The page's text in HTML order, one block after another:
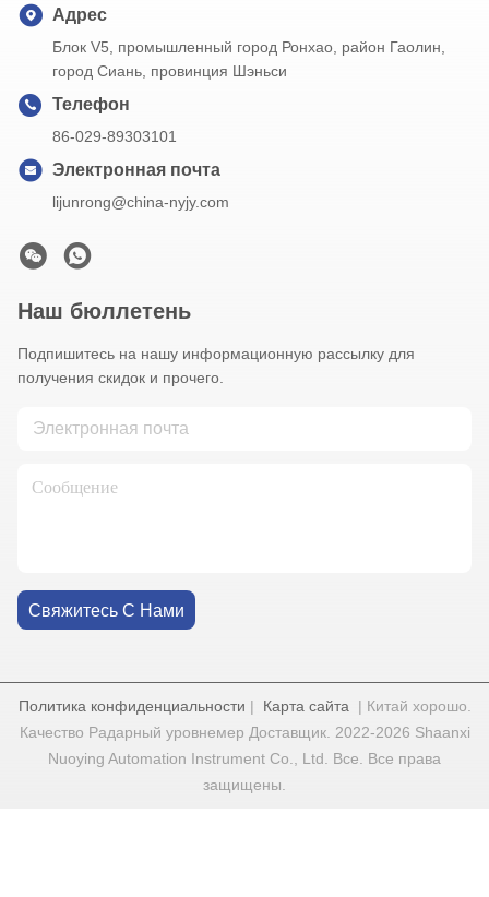
Адрес
Блок V5, промышленный город Ронхао, район Гаолин,
город Сиань, провинция Шэньси
Телефон
86-029-89303101
Электронная почта
lijunrong@china-nyjy.com
Наш бюллетень
Подпишитесь на нашу информационную рассылку для
получения скидок и прочего.
Свяжитесь С Нами
Политика конфиденциальности | Карта сайта| Китай хорошо.
Качество Радарный уровнемер Доставщик. 2022-2026 Shaanxi
Nuoying Automation Instrument Co., Ltd. Все. Все права
защищены.